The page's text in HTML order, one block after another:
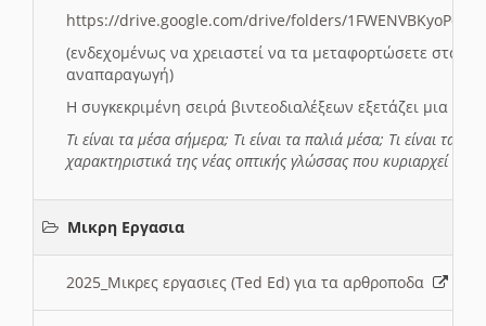
https://drive.google.com/drive/folders/
(ενδεχομένως να χρειαστεί να τα μεταφορτώσετε στο
αναπαραγωγή)
Η συγκεκριμένη σειρά βιντεοδιαλέξεων εξετάζει μια
Τι είναι τα μέσα σήμερα; Τι είναι τα παλιά μέσα; Τι είναι τα
χαρακτηριστικά της νέας οπτικής γλώσσας που κυριαρχεί
Μικρη Εργασια
2025_Μικρες εργασιες (Ted Ed) για τα αρθροποδα